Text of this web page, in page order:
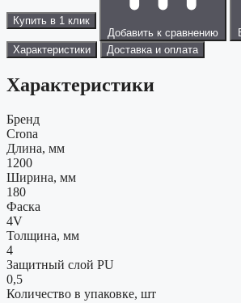
Купить в 1 клик
Добавить к сравнению
Характеристики
Доставка и оплата
Характеристики
Бренд
Crona
Длина, мм
1200
Ширина, мм
180
Фаска
4V
Толщина, мм
4
Защитный слой PU
0,5
Количество в упаковке, шт